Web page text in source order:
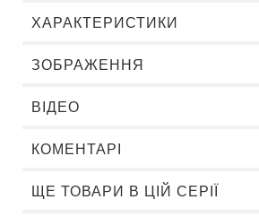
ХАРАКТЕРИСТИКИ
ЗОБРАЖЕННЯ
ВІДЕО
КОМЕНТАРІ
ЩЕ ТОВАРИ В ЦІЙ СЕРІЇ